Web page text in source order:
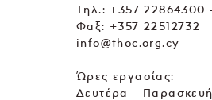
Tηλ.: +357 22864300
Φαξ: +357 22512732
info@thoc.org.cy
Ώρες εργασίας:
Δευτέρα -